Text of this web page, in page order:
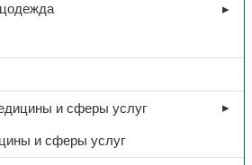
и сферы услуг
и сферы услуг
G370